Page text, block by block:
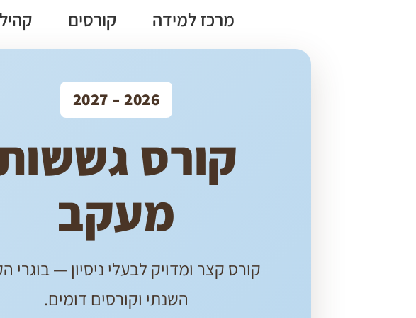
מרכז למידה קורסים
2026 – 2027
קורס
מעקב
קורס קצר ומדויק לבעלי ניסיון — בוגרי
השנתי וקורסים דומים.